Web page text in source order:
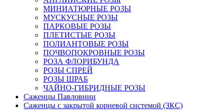
МИНИАТЮРНЫЕ РОЗЫ
МУСКУСНЫЕ РОЗЫ
ПАРКОВЫЕ РОЗЫ
ПЛЕТИСТЫЕ РОЗЫ
ПОЛИАНТОВЫЕ РОЗЫ
ПОЧВОПОКРОВНЫЕ РОЗЫ
РОЗА ФЛОРИБУНДА
РОЗЫ СПРЕЙ
РОЗЫ ШРАБ
ЧАЙНО-ГИБРИДНЫЕ РОЗЫ
Саженцы Павловнии
Саженцы с закрытой корневой системой (ЗКС)